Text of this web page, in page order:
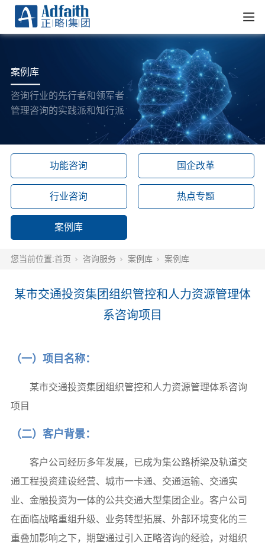
案例库
咨询行业的先行者和领军者
管理咨询的实践派和知行派
功能咨询 国企改革
行业咨询 热点专题
案例库
您当前位置:首页 咨询服务 案例库 案例库
某市交通投资集团组织管控和人力资源管理体
系咨询项目
（一）项目名称：
某市交通投资集团组织管控和人力资源管理体系咨询
项目
（二）客户背景：
客户公司经历多年发展，已成为集公路桥梁及轨道交
通工程投资建设经营、城市一卡通、交通运输、交通实
业、金融投资为一体的公共交通大型集团企业。客户公司
在面临战略重组升级、业务转型拓展、外部环境变化的三
重叠加影响之下，期望通过引入正略咨询的经验，对组织